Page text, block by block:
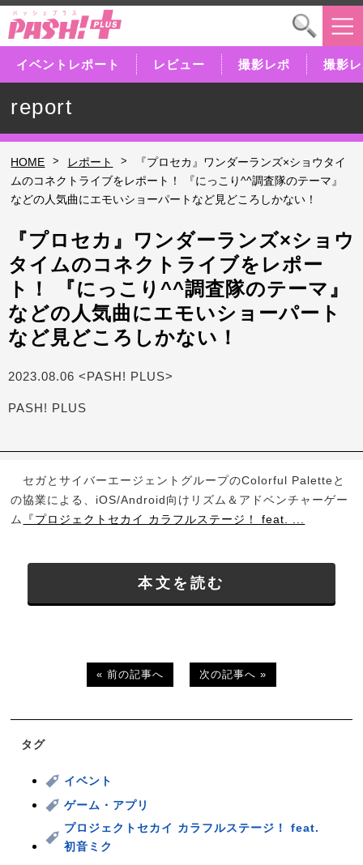
イベントレポート レビュー 撮影レポ 撮影
report
HOME > レポート >
『プロセカ』ワンダーランズ×ショウタイ
ムのコネクトライブをレポート！ 『にっこり^^調査隊のテーマ』
などの人気曲にエモいショーパートなど見どころしかない！
『プロセカ』ワンダーランズ×ショウ
タイムのコネクトライブをレポー
ト！ 『にっこり^^調査隊のテーマ』
などの人気曲にエモいショーパート
など見どころしかない！
2023.08.06 <PASH! PLUS>
PASH! PLUS
セガとサイバーエージェントグループのColorful Paletteと
の協業による、iOS/Android向けリズム＆アドベンチャーゲー
ム
『プロジェクトセカイ カラフルステージ！ feat. ...
本文を読む
« 前の記事へ 次の記事へ »
タグ
イベント
ゲーム・アプリ
プロジェクトセカイ カラフルステージ！ feat.
初音ミク